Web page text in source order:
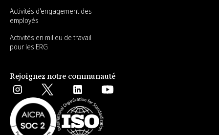
Activités d'engagement des
employés
Activités en milieu de travail
pour les ERG
Rejoignez notre communauté